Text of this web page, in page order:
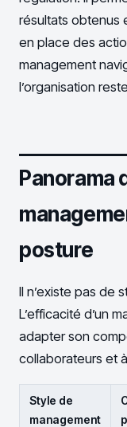
résultats obtenus
en place des
management
l’organisation
Panorama
posture
Il n’existe pas de
L’efficacité d’un
adapter son
collaborateurs et
Style de
management